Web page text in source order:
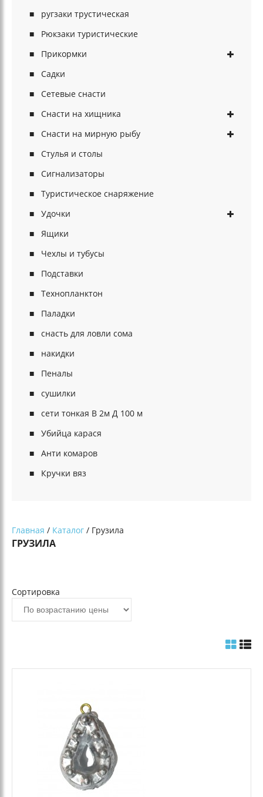
ругзаки трустическая
Рюкзаки туристические
Прикормки
Садки
Сетевые снасти
Снасти на хищника
Снасти на мирную рыбу
Стулья и столы
Сигнализаторы
Туристическое снаряжение
Удочки
Ящики
Чехлы и тубусы
Подставки
Технопланктон
Паладки
снасть для ловли сома
накидки
Пеналы
сушилки
сети тонкая В 2м Д 100 м
Убийца карася
Анти комаров
Кручки вяз
Главная / Каталог / Грузила
ГРУЗИЛА
Сортировка